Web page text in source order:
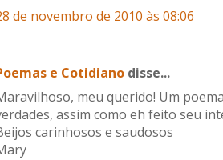
de novembro de 2010 às 08:06
e Cotidiano disse...
meu querido! Um
assim como eh feito seu
carinhosos e saudosos